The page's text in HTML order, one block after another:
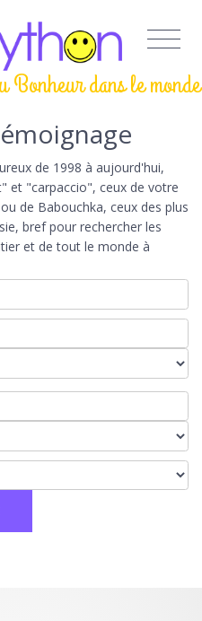
dans le monde
de 1998 à aujourd'hui,
et "carpaccio", ceux de votre
de Babouchka, ceux des plus
bref pour rechercher les
et de tout le monde à